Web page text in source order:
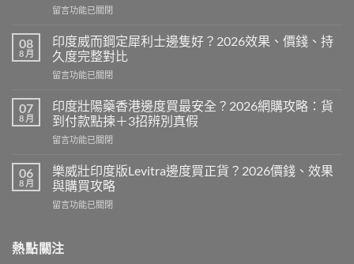
在
度
果
凍
偉
VS
藥
邊
好？
2026
港
攻
留言功能已關閉
08
8 月
印度威而鋼定犀利士邊隻好？2026效果、價錢、持
久度完整對比
在
度
威
而
鋼
犀
利
士
邊
2026
留言功能已關閉
07
8 月
印度壯陽藥香港邊度買最安全？2026網購攻略：貨
到付款點揀＋3招辨別真假
在
度
壯
陽
藥
邊
留言功能已關閉
06
8 月
樂威壯印度版Levitra邊度買正貨？2026價錢、效果
與購買攻略
在
壯
印
留言功能已關閉
熱點關注